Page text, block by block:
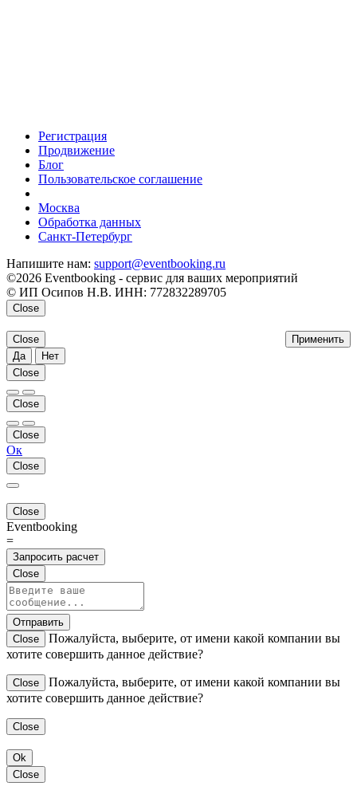
Регистрация
Продвижение
Блог
Пользовательское соглашение
Москва
Обработка данных
Санкт-Петербург
Напишите нам: support@eventbooking.ru
©2026 Eventbooking - сервис для ваших мероприятий
© ИП Осипов Н.В. ИНН: 772832289705
Close
Применить
Close
Да
Нет
Close
Close
Close
Ок
Close
Close
Eventbooking
=
Запросить расчет
Close
Отправить
Close
Пожалуйста, выберите, от имени какой компании вы
хотите совершить данное действие?
Close
Пожалуйста, выберите, от имени какой компании вы
хотите совершить данное действие?
Close
Ok
Close